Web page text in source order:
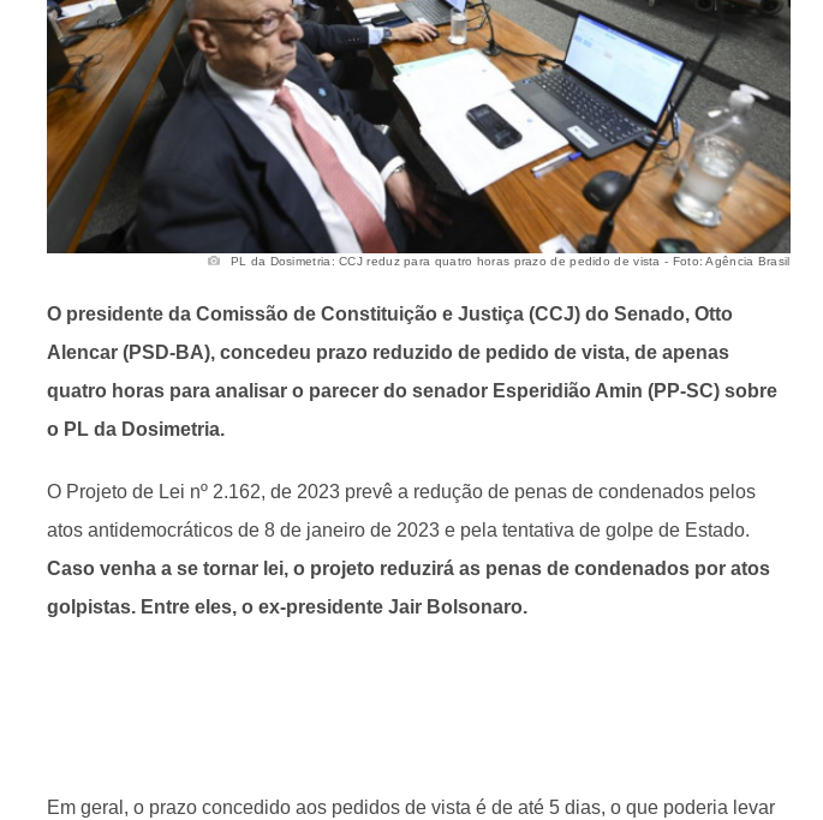
PL da Dosimetria: CCJ reduz para quatro horas prazo de pedido de vista - Foto: Agência Brasil
O presidente da Comissão de Constituição e Justiça (CCJ) do Senado, Otto
Alencar (PSD-BA), concedeu prazo reduzido de pedido de vista, de apenas
quatro horas para analisar o parecer do senador Esperidião Amin (PP-SC) sobre
o PL da Dosimetria.
O Projeto de Lei nº 2.162, de 2023 prevê a redução de penas de condenados pelos
atos antidemocráticos de 8 de janeiro de 2023 e pela tentativa de golpe de Estado.
Caso venha a se tornar lei, o projeto reduzirá as penas de condenados por atos
golpistas. Entre eles, o ex-presidente Jair Bolsonaro.
Em geral, o prazo concedido aos pedidos de vista é de até 5 dias, o que poderia levar